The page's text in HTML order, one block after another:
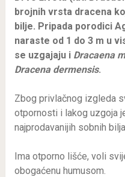
brojnih vrsta dracena
bilje. Pripada porodici
naraste od 1 do 3 m u
se uzgajaju i Dracaena
Dracena dermensis.
Zbog privlačnog izgleda
otpornosti i lakog uzgoja
najprodavanijih sobnih
Ima otporno lišće, voli
obogaćenu humusom.